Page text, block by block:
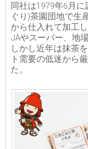
同社は1979年6月
ぐり)茶園団地で生
から仕入れて加工
JAやスーパー、地
しかし近年は抹茶
ト需要の低迷から
た。